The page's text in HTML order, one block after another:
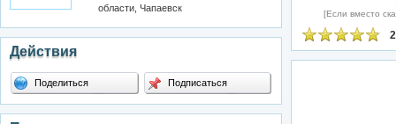
области, Чапаевск
Действия
Поделиться Подписаться
[Если вместо